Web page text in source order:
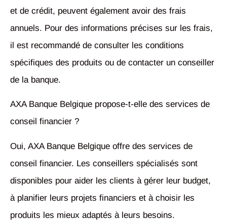
et de crédit, peuvent également avoir des frais
annuels. Pour des informations précises sur les frais,
il est recommandé de consulter les conditions
spécifiques des produits ou de contacter un conseiller
de la banque.
AXA Banque Belgique propose-t-elle des services de
conseil financier ?
Oui, AXA Banque Belgique offre des services de
conseil financier. Les conseillers spécialisés sont
disponibles pour aider les clients à gérer leur budget,
à planifier leurs projets financiers et à choisir les
produits les mieux adaptés à leurs besoins.